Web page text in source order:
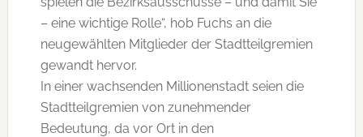
– eine wichtige Rolle“, hob Fuchs an die
neugewählten Mitglieder der Stadtteilgremien
gewandt hervor.
In einer wachsenden Millionenstadt seien die
Stadtteilgremien von zunehmender
Bedeutung, da vor Ort in den